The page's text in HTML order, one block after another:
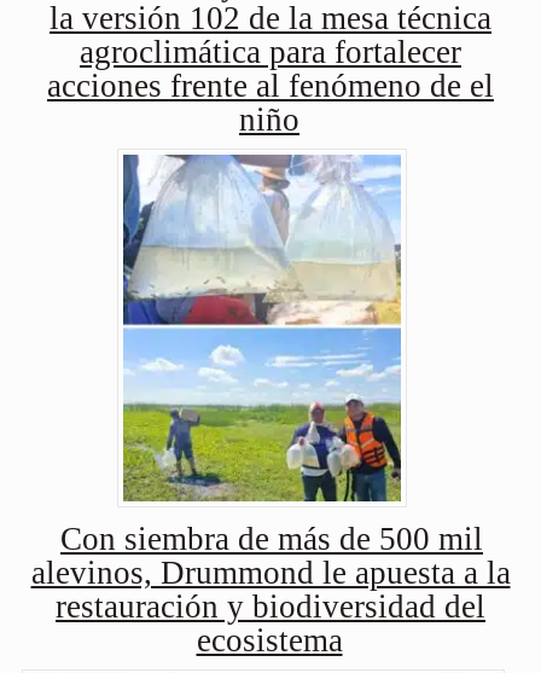
la versión 102 de la mesa técnica
agroclimática para fortalecer
acciones frente al fenómeno de el
niño
Con siembra de más de 500 mil
alevinos, Drummond le apuesta a la
restauración y biodiversidad del
ecosistema